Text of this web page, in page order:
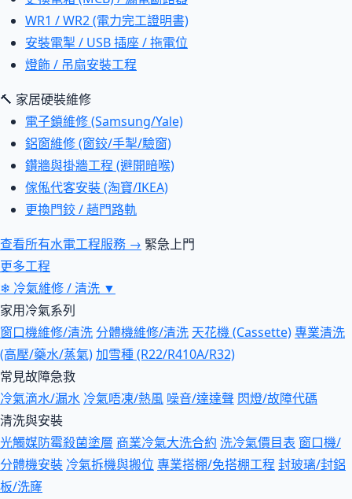
WR1 / WR2 (電力完工證明書)
安裝電掣 / USB 插座 / 拖電位
燈飾 / 吊扇安裝工程
🔨 家居硬裝維修
電子鎖維修 (Samsung/Yale)
鋁窗維修 (窗鉸/手掣/驗窗)
鑽牆與掛牆工程 (避開暗喉)
傢俬代客安裝 (淘寶/IKEA)
更換門鉸 / 趟門路軌
查看所有水電工程服務 → 緊急上門
更多工程
❄ 冷氣維修 / 清洗 ▼
家用冷氣系列
窗口機維修/清洗 分體機維修/清洗 天花機 (Cassette)專業清洗
(高壓/藥水/蒸氣)加雪種 (R22/R410A/R32)
常見故障急救
冷氣滴水/漏水 冷氣唔凍/熱風 噪音/達達聲 閃燈/故障代碼
清洗與安裝
光觸媒防霉殺菌塗層 商業冷氣大洗合約 洗冷氣價目表 窗口機/
分體機安裝 冷氣拆機與搬位 專業搭棚/免搭棚工程 封玻璃/封鋁
板/洗窿